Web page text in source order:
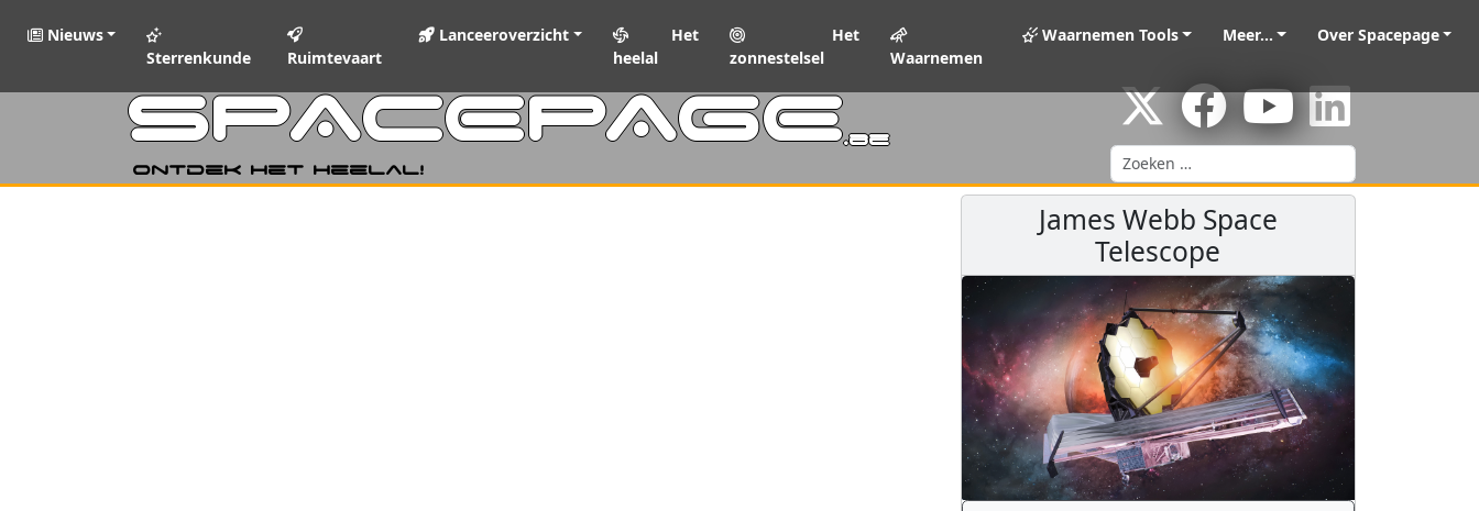
Nieuws
Sterrenkunde
Ruimtevaart
Lanceeroverzicht
Het
heelal
Het
zonnestelsel
Waarnemen
Waarnemen Tools Meer... Over Spacepage
SPACEPAGE.be
Ontdek het heelal!
Zoeken
James Webb Space
Telescope